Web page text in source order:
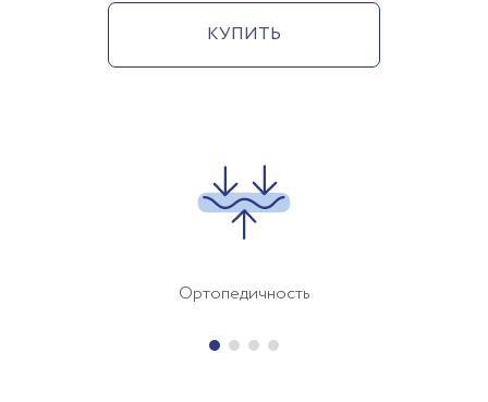
КУПИТЬ
Ортопедичность